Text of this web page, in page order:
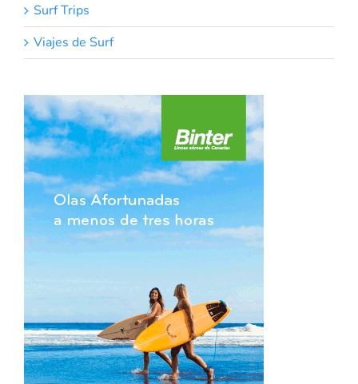
Surf Trips
Viajes de Surf